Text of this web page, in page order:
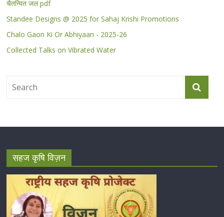
चैतन्यित जल pdf
Standee Designs @ 2025 for Sahaj Krishi Promotions
Chalo Gaon Ki Or Abhiyaan - 2025-26
Collected Talks on Vibrated Water
सहज कृषि विज़न